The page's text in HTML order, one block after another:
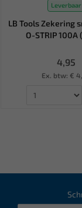
Leverbaar
LB Tools Zekering
O-STRIP 100A
4,95
Ex. btw: €